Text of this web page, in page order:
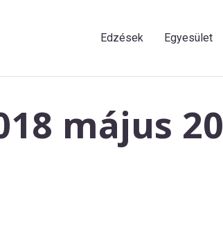
Edzések Egyesület
május 20